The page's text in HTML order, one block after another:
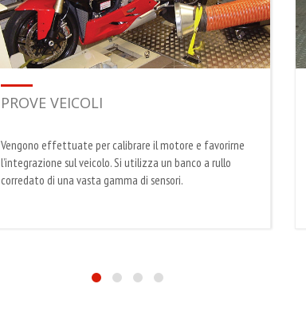
PROVE VEICOLI
Vengono effettuate per calibrare il motore e favorirne
l’integrazione sul veicolo. Si utilizza un banco a rullo
corredato di una vasta gamma di sensori.